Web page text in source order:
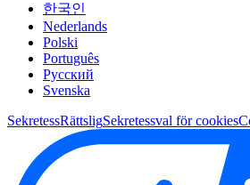
한국인
Nederlands
Polski
Português
Pусский
Svenska
SekretessRättsligSekretessval för cookies